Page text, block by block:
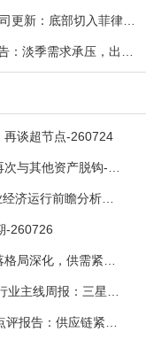
国泰海通证券-华新建材-600801-公司更新：底部切入菲律宾市场，出海进程加快-260805
再谈超节点-260724
中银国际-2026年2季度交通运输行业经济运行前瞻分析：地缘冲突致航运和航空景气度分化，交通基础设施板块总体呈现稳健特征-260724
-260726